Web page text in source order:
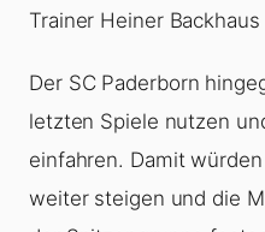
Trainer Heiner
Der SC Paderborn
letzten Spiele nutzen
einfahren. Damit
weiter steigen und die